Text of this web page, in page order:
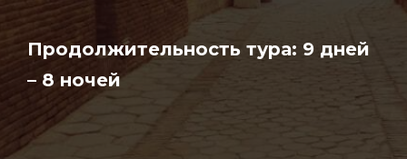
Продолжительность тура: 9 дней
– 8 ночей